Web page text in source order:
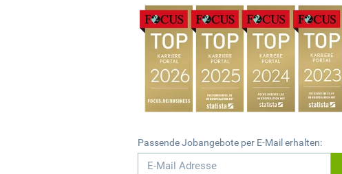
Passende Jobangebote per E-Mail erhalten: